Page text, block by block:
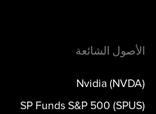
الأصول الشائعة
Nvidia (NVDA)
SP Funds S&P 500 (SPUS)